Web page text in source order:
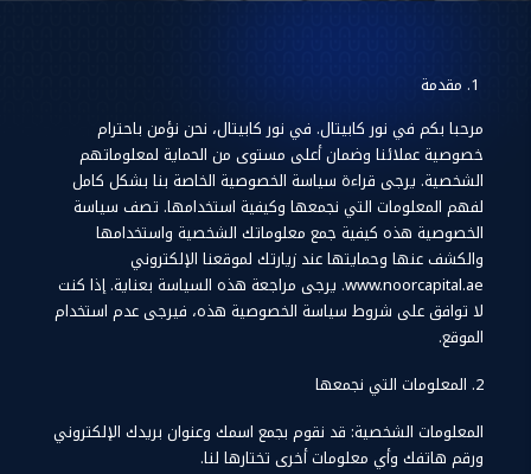
مقدمة
مرحبا بكم في نور كابيتال. في نور كابيتال، نحن نؤمن باحترام
خصوصية عملائنا وضمان أعلى مستوى من الحماية لمعلوماتهم
الشخصية. يرجى قراءة سياسة الخصوصية الخاصة بنا بشكل كامل
لفهم المعلومات التي نجمعها وكيفية استخدامها. تصف سياسة
الخصوصية هذه كيفية جمع معلوماتك الشخصية واستخدامها
والكشف عنها وحمايتها عند زيارتك لموقعنا الإلكتروني
www.noorcapital.ae. يرجى مراجعة هذه السياسة بعناية. إذا كنت
لا توافق على شروط سياسة الخصوصية هذه، فيرجى عدم استخدام
الموقع.
2. المعلومات التي نجمعها
المعلومات الشخصية: قد نقوم بجمع اسمك وعنوان بريدك الإلكتروني
ورقم هاتفك وأي معلومات أخرى تختارها لنا.